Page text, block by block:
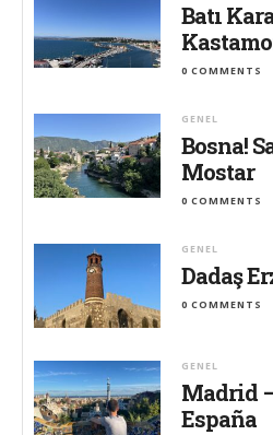
Batı
0 COMMENTS
GENEL
Bosna!
Mostar
0 COMMENTS
GENEL
Dadaş
0 COMMENTS
GENEL
Madrid
España